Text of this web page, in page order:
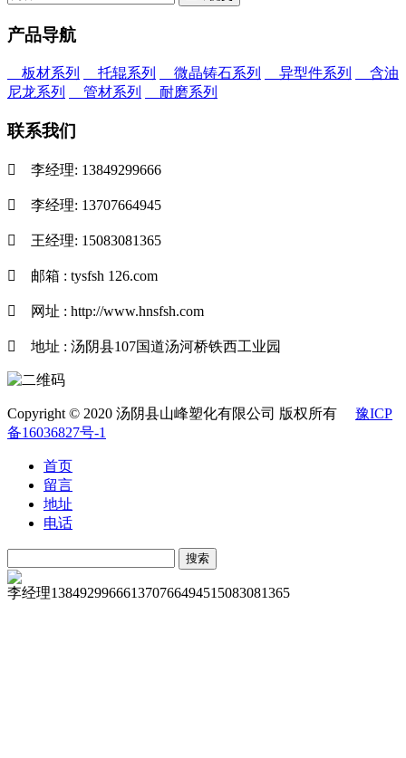
产品导航
板材系列 托辊系列 微晶铸石系列 异型件系列
含油
尼龙系列
管材系列 耐磨系列
联系我们
 李经理: 13849299666
 李经理: 13707664945
 王经理: 15083081365
 邮箱 : tysfsh 126.com
 网址 : http://www.hnsfsh.com
 地址 : 汤阴县107国道汤河桥铁西工业园
Copyright © 2020 汤阴县山峰塑化有限公司 版权所有 豫ICP
备16036827号-1
首页
留言
地址
电话
李经理138492996661370766494515083081365